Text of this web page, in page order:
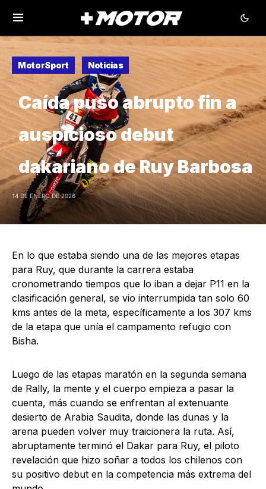
MotorSport Noticias
Caída puso abrupto fin a
auspicioso debut
dakariano de Ruy Barbosa
14 DE ENERO DE 2026
En lo que estaba siendo una de las mejores etapas
para Ruy, que durante la carrera estaba
cronometrando tiempos que lo iban a dejar P11 en la
clasificación general, se vio interrumpida tan solo 60
kms antes de la meta, específicamente a los 307 kms
de la etapa que unía el campamento refugio con
Bisha.
Luego de las etapas maratón en la segunda semana
de Rally, la mente y el cuerpo empieza a pasar la
cuenta, más cuando se enfrentan al extenuante
desierto de Arabia Saudita, donde las dunas y la
arena pueden volver muy traicionera la ruta. Así,
abruptamente terminó el Dakar para Ruy, el piloto
revelación que hizo soñar a todos los chilenos con
su positivo debut en la competencia más extrema del